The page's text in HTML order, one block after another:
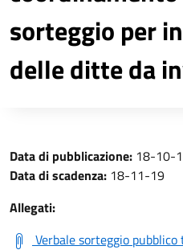
sorteggio per
delle ditte da
Data di pubblicazione: 18-10-
Data di scadenza: 18-11-19
Allegati:
Verbale sorteggio